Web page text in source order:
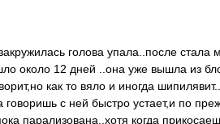
голова упала..после стала
около 12 дней ..она уже вышла из
как то вяло и иногда
говоришь с ней быстро устает,и по
парализована..хотя когда